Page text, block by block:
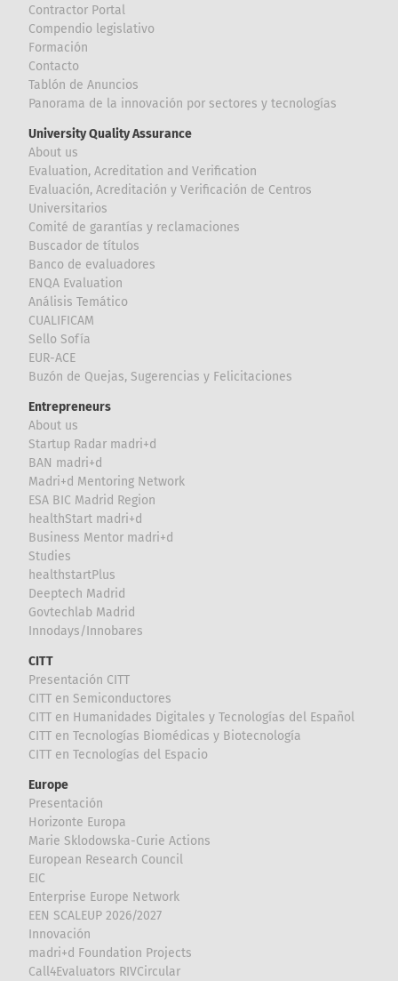
Contractor Portal
Compendio legislativo
Formación
Contacto
Tablón de Anuncios
Panorama de la innovación por sectores y tecnologías
University Quality Assurance
About us
Evaluation, Acreditation and Verification
Evaluación, Acreditación y Verificación de Centros
Universitarios
Comité de garantías y reclamaciones
Buscador de títulos
Banco de evaluadores
ENQA Evaluation
Análisis Temático
CUALIFICAM
Sello Sofía
EUR-ACE
Buzón de Quejas, Sugerencias y Felicitaciones
Entrepreneurs
About us
Startup Radar madri+d
BAN madri+d
Madri+d Mentoring Network
ESA BIC Madrid Region
healthStart madri+d
Business Mentor madri+d
Studies
healthstartPlus
Deeptech Madrid
Govtechlab Madrid
Innodays/Innobares
CITT
Presentación CITT
CITT en Semiconductores
CITT en Humanidades Digitales y Tecnologías del Español
CITT en Tecnologías Biomédicas y Biotecnología
CITT en Tecnologías del Espacio
Europe
Presentación
Horizonte Europa
Marie Sklodowska-Curie Actions
European Research Council
EIC
Enterprise Europe Network
EEN SCALEUP 2026/2027
Innovación
madri+d Foundation Projects
Call4Evaluators RIVCircular